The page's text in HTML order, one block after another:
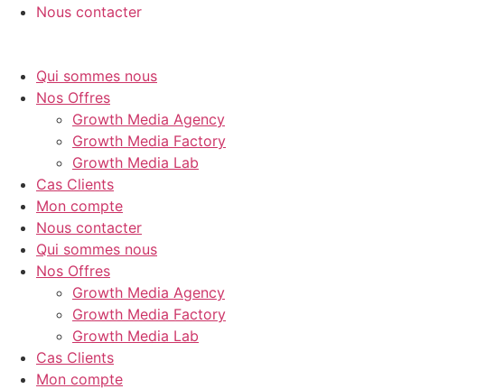
Nous contacter
Qui sommes nous
Nos Offres
Growth Media Agency
Growth Media Factory
Growth Media Lab
Cas Clients
Mon compte
Nous contacter
Qui sommes nous
Nos Offres
Growth Media Agency
Growth Media Factory
Growth Media Lab
Cas Clients
Mon compte